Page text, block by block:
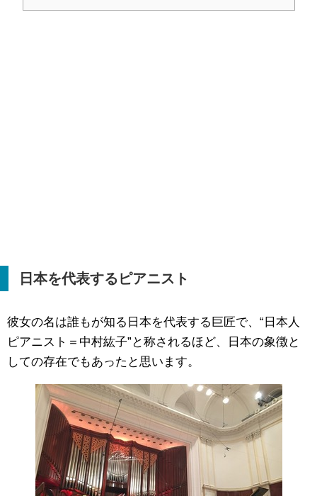
日本を代表するピアニスト
彼女の名は誰もが知る日本を代表する巨匠で、“日本人
ピアニスト＝中村紘子”と称されるほど、日本の象徴と
しての存在でもあったと思います。